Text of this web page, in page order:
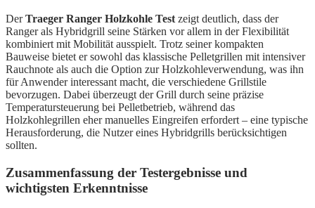
DerTraeger Ranger Holzkohle Test zeigt deutlich, dass der
Ranger als Hybridgrill seine Stärken vor allem in der Flexibilität
kombiniert mit Mobilität ausspielt. Trotz seiner kompakten
Bauweise bietet er sowohl das klassische Pelletgrillen mit intensiver
Rauchnote als auch die Option zur Holzkohleverwendung, was ihn
für Anwender interessant macht, die verschiedene Grillstile
bevorzugen. Dabei überzeugt der Grill durch seine präzise
Temperatursteuerung bei Pelletbetrieb, während das
Holzkohlegrillen eher manuelles Eingreifen erfordert – eine typische
Herausforderung, die Nutzer eines Hybridgrills berücksichtigen
sollten.
Zusammenfassung der Testergebnisse und
wichtigsten Erkenntnisse